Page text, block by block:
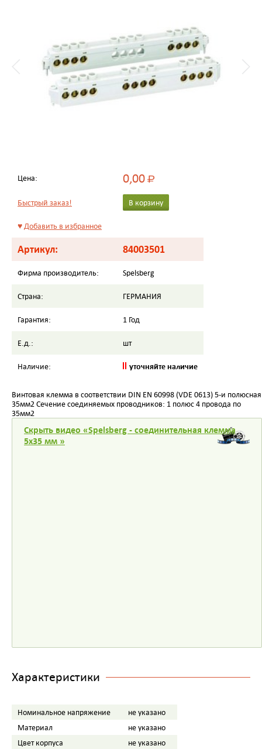
Цена: 0,00Р
Быстрый заказ! В корзину
♥Добавить в избранное
Артикул: 84003501
Фирма производитель: Spelsberg
Страна: ГЕРМАНИЯ
Гарантия: 1 Год
Е.д.: шт
Наличие: уточняйте наличие
Винтовая клемма в соответствии DIN EN 60998 (VDE 0613) 5-и полюсная
35мм2 Сечение соединяемых проводников: 1 полюс 4 провода по
35мм2
Скрыть видео «Spelsberg - соединительная клемма
5х35 мм »
Характеристики
Номинальное напряжение
не указано
Материал
не указано
Цвет корпуса
не указано